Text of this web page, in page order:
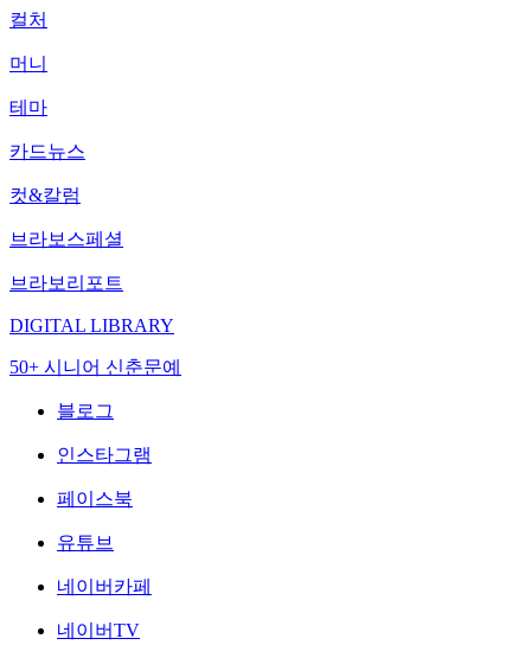
컬처
머니
테마
카드뉴스
컷&칼럼
브라보스페셜
브라보리포트
DIGITAL LIBRARY
50+ 시니어 신춘문예
블로그
인스타그램
페이스북
유튜브
네이버카페
네이버TV